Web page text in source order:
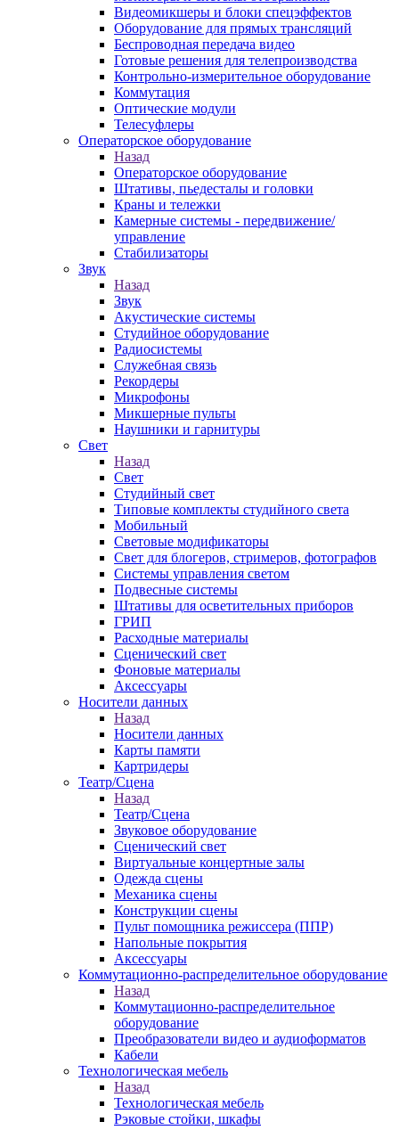
Видеомикшеры и блоки спецэффектов
Оборудование для прямых трансляций
Беспроводная передача видео
Готовые решения для телепроизводства
Контрольно-измерительное оборудование
Коммутация
Оптические модули
Телесуфлеры
Операторское оборудование
Назад
Операторское оборудование
Штативы, пьедесталы и головки
Краны и тележки
Камерные системы - передвижение/
управление
Стабилизаторы
Звук
Назад
Звук
Акустические системы
Студийное оборудование
Радиосистемы
Служебная связь
Рекордеры
Микрофоны
Микшерные пульты
Наушники и гарнитуры
Свет
Назад
Свет
Студийный свет
Типовые комплекты студийного света
Мобильный
Световые модификаторы
Свет для блогеров, стримеров, фотографов
Системы управления светом
Подвесные системы
Штативы для осветительных приборов
ГРИП
Расходные материалы
Сценический свет
Фоновые материалы
Аксессуары
Носители данных
Назад
Носители данных
Карты памяти
Картридеры
Театр/Сцена
Назад
Театр/Сцена
Звуковое оборудование
Сценический свет
Виртуальные концертные залы
Одежда сцены
Механика сцены
Конструкции сцены
Пульт помощника режиссера (ППР)
Напольные покрытия
Аксессуары
Коммутационно-распределительное оборудование
Назад
Коммутационно-распределительное
оборудование
Преобразователи видео и аудиоформатов
Кабели
Технологическая мебель
Назад
Технологическая мебель
Рэковые стойки, шкафы